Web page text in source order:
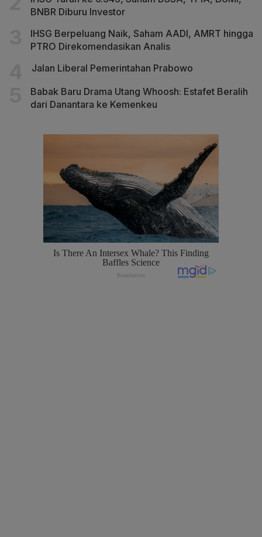
BNBR Diburu Investor
IHSG Berpeluang Naik, Saham AADI, AMRT hingga
PTRO Direkomendasikan Analis
Jalan Liberal Pemerintahan Prabowo
Babak Baru Drama Utang Whoosh: Estafet Beralih
dari Danantara ke Kemenkeu